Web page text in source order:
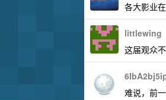
各大影业
littlewing
这届观众
难说，前